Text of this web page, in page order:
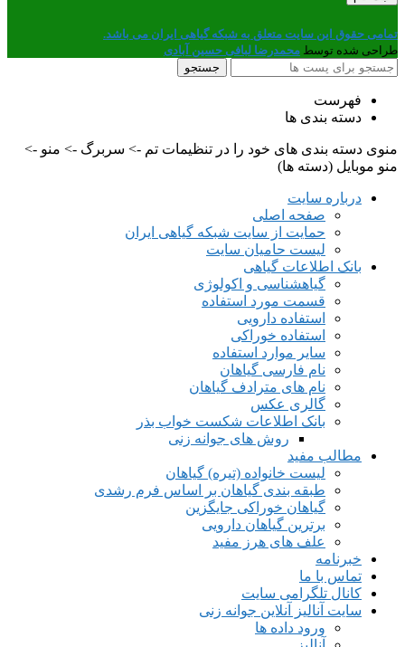
تمامی حقوق این سایت متعلق به شبکه گیاهی ایران می باشد.
طراحی شده توسط محمدرضا لبافی حسین آبادی
جستجو
فهرست
دسته بندی ها
منوی دسته بندی های خود را در تنظیمات تم -> سربرگ -> منو ->
منو موبایل (دسته ها)
درباره سایت
صفحه اصلی
حمایت از سایت شبکه گیاهی ایران
لیست حامیان سایت
بانک اطلاعات گیاهی
گیاهشناسی و اکولوژی
قسمت مورد استفاده
استفاده دارویی
استفاده خوراکی
سایر موارد استفاده
نام فارسی گیاهان
نام های مترادف گیاهان
گالری عکس
بانک اطلاعات شکست خواب بذر
روش های جوانه زنی
مطالب مفید
لیست خانواده (تیره) گیاهان
طبقه بندی گیاهان بر اساس فرم رشدی
گیاهان خوراکی جایگزین
برترین گیاهان دارویی
علف های هرز مفید
خبرنامه
تماس با ما
کانال تلگرامی سایت
سایت آنالیز آنلاین جوانه زنی
ورود داده ها